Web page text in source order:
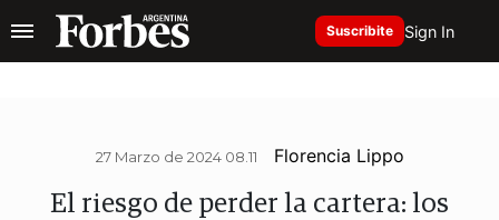
Suscribite Sign In
27 Marzo de 2024 08.11 Florencia Lippo
El riesgo de perder la cartera: los